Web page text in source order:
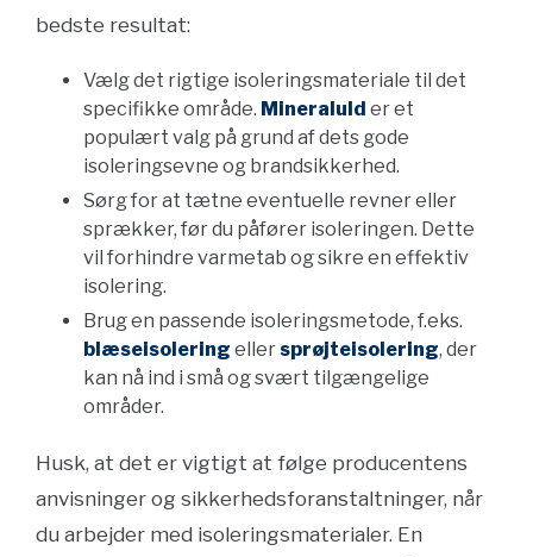
bedste resultat:
Vælg det rigtige isoleringsmateriale til det
specifikke område. Mineraluld er et
populært valg på grund af dets gode
isoleringsevne og brandsikkerhed.
Sørg for at tætne eventuelle revner eller
sprækker, før du påfører isoleringen. Dette
vil forhindre varmetab og sikre en effektiv
isolering.
Brug en passende isoleringsmetode, f.eks.
blæseisolering ellersprøjteisolering, der
kan nå ind i små og svært tilgængelige
områder.
Husk, at det er vigtigt at følge producentens
anvisninger og sikkerhedsforanstaltninger, når
du arbejder med isoleringsmaterialer. En